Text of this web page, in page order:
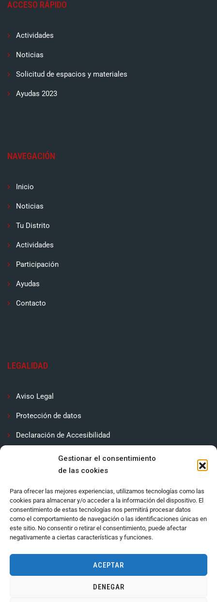
Gestionar el consentimiento
de las cookies
Para ofrecer las mejores experiencias, utilizamos tecnologías como las
cookies para almacenar y/o acceder a la información del dispositivo. El
consentimiento de estas tecnologías nos permitirá procesar datos
como el comportamiento de navegación o las identificaciones únicas en
este sitio. No consentir o retirar el consentimiento, puede afectar
negativamente a ciertas características y funciones.
ACEPTAR
DENEGAR
ACCESO RÁPIDO
Actividades
Noticias
Solicitud de espacios y materiales
Ayudas 2023
NAVEGACIÓN
Inicio
Noticias
Tu Distrito
Actividades
Participación
Ayudas
Contacto
LEGALIDAD
Aviso Legal
Protección de datos
Declaración de Accesibilidad
Política de cookies (UE)